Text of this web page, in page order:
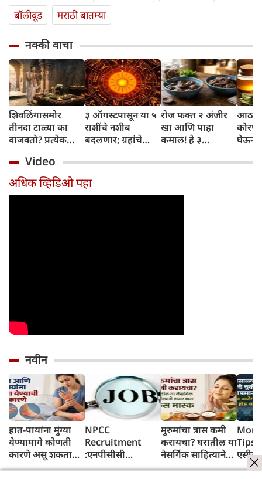
बॉलीवूड
मराठी बातम्या
नक्की वाचा
शिवलिंगासमोर
तीनदा टाळ्या का
वाजवतो? प्रत्येक
जाणून घ्या
३ ऑगस्टपासून या ५
राशींचे नशीब
बदलणार; ग्रहांचे
संपतील आणि शुभ
दिवसांची सुरुवात
होईल
रोज फक्त २ अंजीर
खा आणि पाहा
कमाल! हे ३
तुम्हाला ठाऊक
घेऊन
Video
अधिक व्हिडिओ पहा
नवीन
हात-पायांना मुंग्या
येण्यामागे कोणती
कारणे असू शकतात?
जाणून घ्या
NPCC
Recruitment
:एनपीसीसी
लिमिटेडमध्ये
मुरुमांचा त्रास कमी
करायचा? घरातील या
नैसर्गिक साहित्याने
तयार करा फेस मास्क
Tips:
पडू